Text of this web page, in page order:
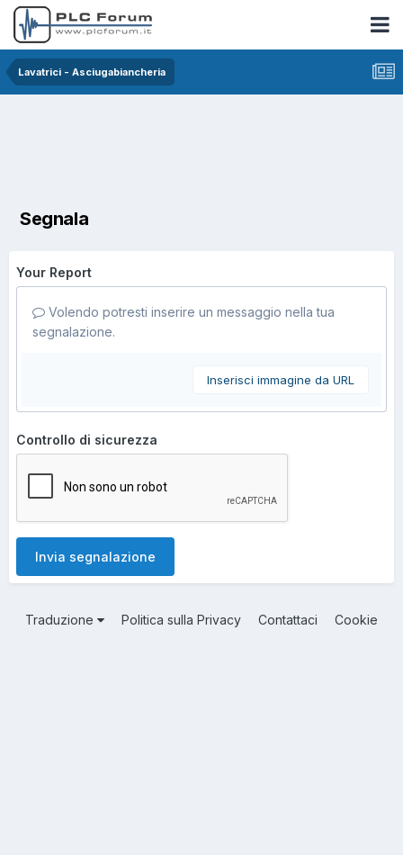
Lavatrici - Asciugabiancheria
Segnala
Your Report
Volendo potresti inserire un messaggio nella tua
segnalazione.
Inserisci immagine da URL
Controllo di sicurezza
Invia segnalazione
Traduzione Politica sulla Privacy Contattaci Cookie